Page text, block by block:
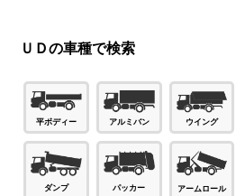
ＵＤの車種で検索
平ボディー アルミバン ウイング
ダンプ パッカー アームロール